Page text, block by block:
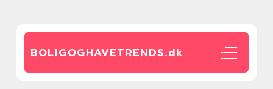
BOLIGOGHAVETRENDS.dk